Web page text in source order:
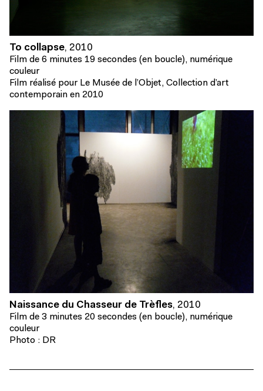
To collapse, 2010
Film de 6 minutes 19 secondes (en boucle), numérique
couleur
Film réalisé pour Le Musée de l’Objet, Collection d’art
contemporain en 2010
Naissance du Chasseur de Trèfles, 2010
Film de 3 minutes 20 secondes (en boucle), numérique
couleur
Photo : DR